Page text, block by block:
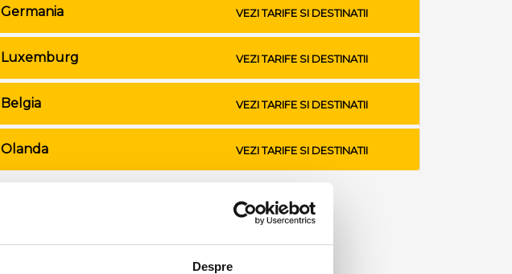
Despre
Germania VEZI TARIFE SI DESTINATII
Luxemburg VEZI TARIFE SI DESTINATII
Belgia VEZI TARIFE SI DESTINATII
Olanda VEZI TARIFE SI DESTINATII